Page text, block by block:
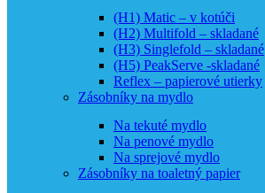
(H1) Matic – v kotúči
(H2) Multifold – skladané
(H3) Singlefold – skladané
(H5) PeakServe -skladané
Reflex – papierové utierky
Zásobníky na mydlo
Na tekuté mydlo
Na penové mydlo
Na sprejové mydlo
Zásobníky na toaletný papier